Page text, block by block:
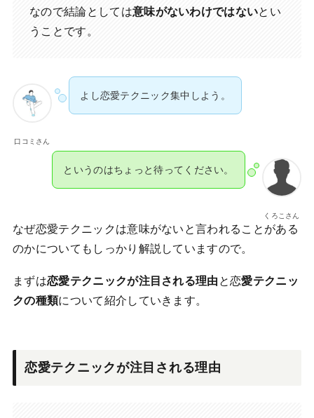
なので結論としては意味がないわけではないとい
うことです。
口コミさん
よし恋愛テクニック集中しよう。
くろこさん
というのはちょっと待ってください。
なぜ恋愛テクニックは意味がないと言われることがある
のかについてもしっかり解説していますので。
まずは恋愛テクニックが注目される理由 と恋愛テクニッ
クの種類について紹介していきます。
恋愛テクニックが注目される理由